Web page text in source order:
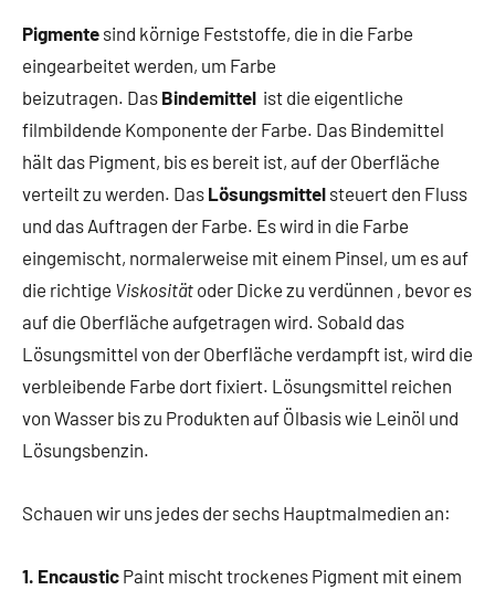
Pigmente sind körnige Feststoffe, die in die Farbe
eingearbeitet werden, um Farbe
beizutragen. Das Bindemittel ist die eigentliche
filmbildende Komponente der Farbe. Das Bindemittel
hält das Pigment, bis es bereit ist, auf der Oberfläche
verteilt zu werden. Das Lösungsmittel steuert den Fluss
und das Auftragen der Farbe. Es wird in die Farbe
eingemischt, normalerweise mit einem Pinsel, um es auf
die richtige Viskosität oder Dicke zu verdünnen , bevor es
auf die Oberfläche aufgetragen wird. Sobald das
Lösungsmittel von der Oberfläche verdampft ist, wird die
verbleibende Farbe dort fixiert. Lösungsmittel reichen
von Wasser bis zu Produkten auf Ölbasis wie Leinöl und
Lösungsbenzin.
Schauen wir uns jedes der sechs Hauptmalmedien an:
1. Encaustic Paint mischt trockenes Pigment mit einem